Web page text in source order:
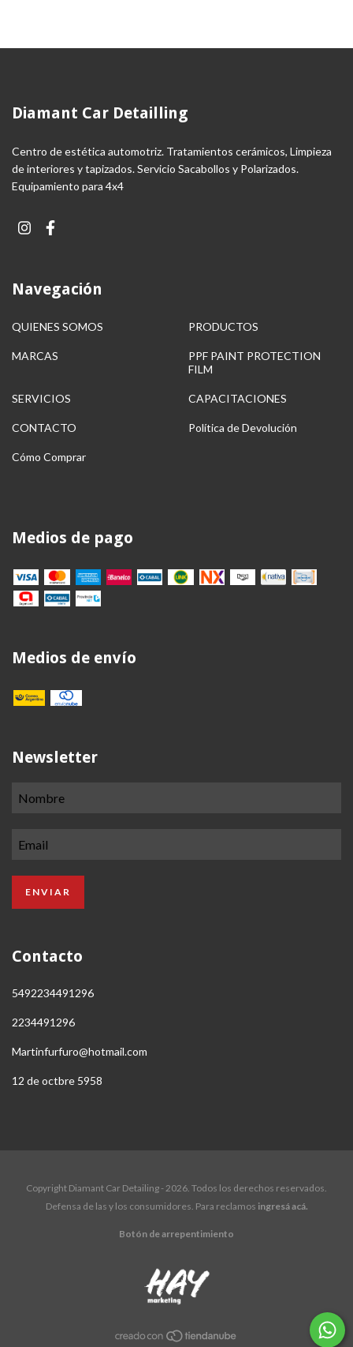
Diamant Car Detailling
Centro de estética automotriz. Tratamientos cerámicos, Limpieza
de interiores y tapizados. Servicio Sacabollos y Polarizados.
Equipamiento para 4x4
Navegación
QUIENES SOMOS PRODUCTOS
MARCAS
PPF PAINT PROTECTION
FILM
SERVICIOS CAPACITACIONES
CONTACTO Política de Devolución
Cómo Comprar
Medios de pago
Medios de envío
Newsletter
Contacto
5492234491296
2234491296
Martinfurfuro@hotmail.com
12 de octbre 5958
Copyright Diamant Car Detailing - 2026. Todos los derechos reservados.
Defensa de las y los consumidores. Para reclamos ingresá acá.
Botón de arrepentimiento